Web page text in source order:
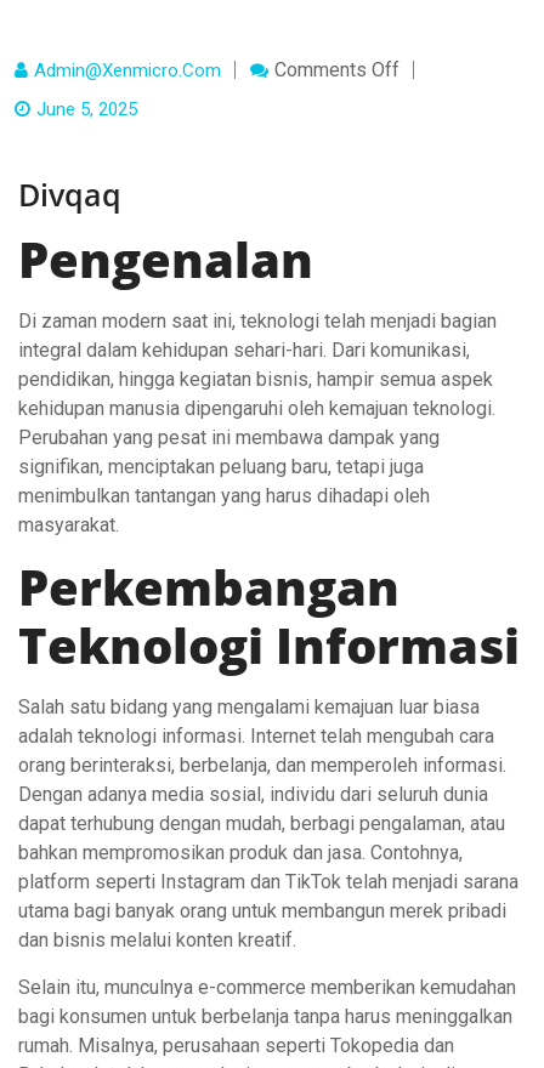
Admin@xenmicro.com Comments OffOn
June 5, 2025
Divqaq
Pengenalan
Di zaman modern saat ini, teknologi telah menjadi bagian
integral dalam kehidupan sehari-hari. Dari komunikasi,
pendidikan, hingga kegiatan bisnis, hampir semua aspek
kehidupan manusia dipengaruhi oleh kemajuan teknologi.
Perubahan yang pesat ini membawa dampak yang
signifikan, menciptakan peluang baru, tetapi juga
menimbulkan tantangan yang harus dihadapi oleh
masyarakat.
Perkembangan
Teknologi Informasi
Salah satu bidang yang mengalami kemajuan luar biasa
adalah teknologi informasi. Internet telah mengubah cara
orang berinteraksi, berbelanja, dan memperoleh informasi.
Dengan adanya media sosial, individu dari seluruh dunia
dapat terhubung dengan mudah, berbagi pengalaman, atau
bahkan mempromosikan produk dan jasa. Contohnya,
platform seperti Instagram dan TikTok telah menjadi sarana
utama bagi banyak orang untuk membangun merek pribadi
dan bisnis melalui konten kreatif.
Selain itu, munculnya e-commerce memberikan kemudahan
bagi konsumen untuk berbelanja tanpa harus meninggalkan
rumah. Misalnya, perusahaan seperti Tokopedia dan